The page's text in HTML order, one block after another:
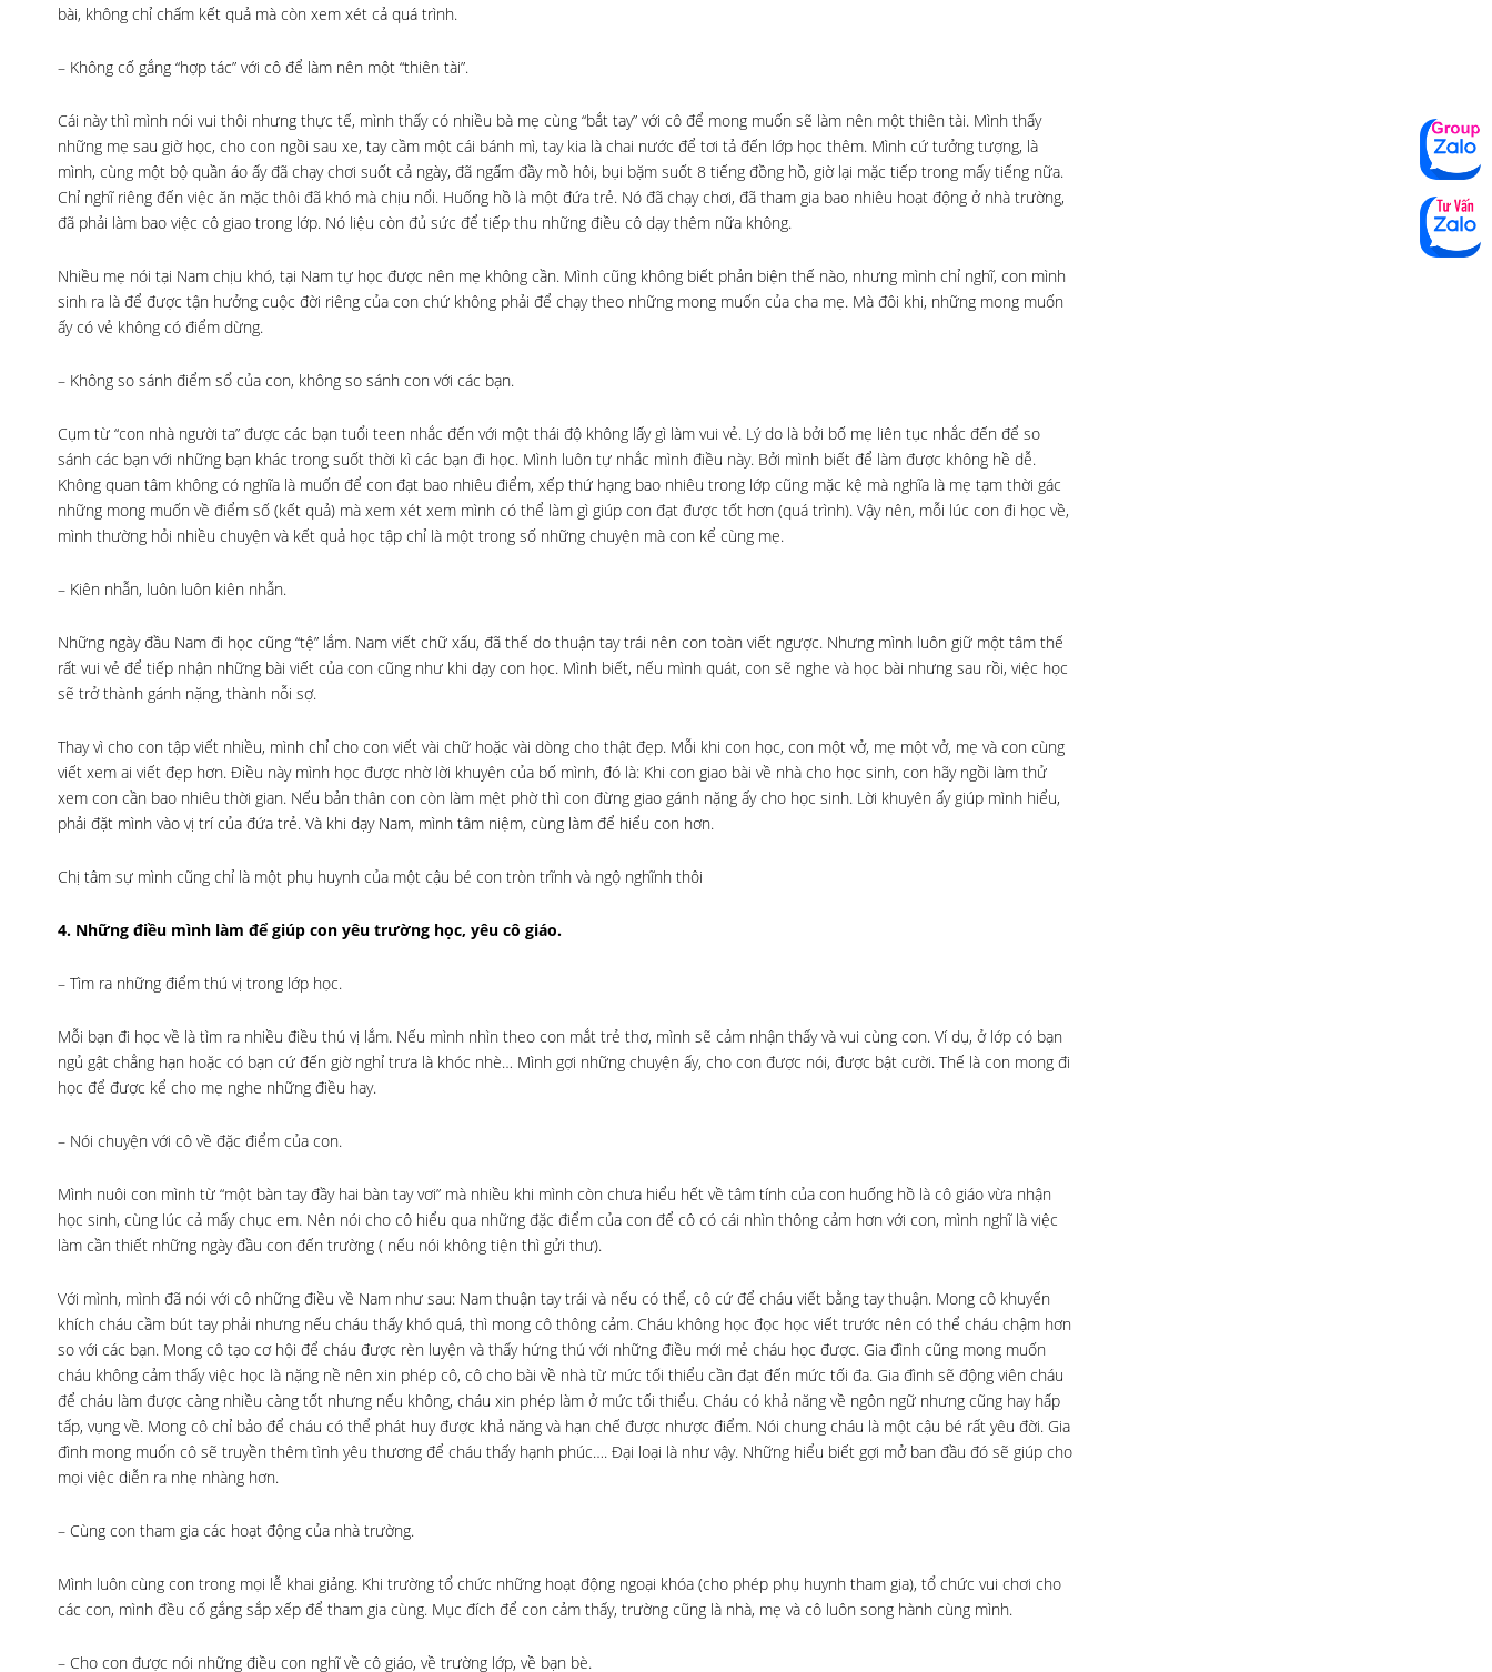
bài, không chỉ chấm kết quả mà còn xem xét cả quá trình.
– Không cố gắng “hợp tác” với cô để làm nên một “thiên tài”.
Cái này thì mình nói vui thôi nhưng thực tế, mình thấy có nhiều bà mẹ cùng “bắt tay” với cô để mong muốn sẽ làm nên một thiên tài. Mình thấy
những mẹ sau giờ học, cho con ngồi sau xe, tay cầm một cái bánh mì, tay kia là chai nước để tơi tả đến lớp học thêm. Mình cứ tưởng tượng, là
mình, cùng một bộ quần áo ấy đã chạy chơi suốt cả ngày, đã ngấm đầy mồ hôi, bụi bặm suốt 8 tiếng đồng hồ, giờ lại mặc tiếp trong mấy tiếng nữa.
Chỉ nghĩ riêng đến việc ăn mặc thôi đã khó mà chịu nổi. Huống hồ là một đứa trẻ. Nó đã chạy chơi, đã tham gia bao nhiêu hoạt động ở nhà trường,
đã phải làm bao việc cô giao trong lớp. Nó liệu còn đủ sức để tiếp thu những điều cô dạy thêm nữa không.
Nhiều mẹ nói tại Nam chịu khó, tại Nam tự học được nên mẹ không cần. Mình cũng không biết phản biện thế nào, nhưng mình chỉ nghĩ, con mình
sinh ra là để được tận hưởng cuộc đời riêng của con chứ không phải để chạy theo những mong muốn của cha mẹ. Mà đôi khi, những mong muốn
ấy có vẻ không có điểm dừng.
– Không so sánh điểm sổ của con, không so sánh con với các bạn.
Cụm từ “con nhà người ta” được các bạn tuổi teen nhắc đến với một thái độ không lấy gì làm vui vẻ. Lý do là bởi bố mẹ liên tục nhắc đến để so
sánh các bạn với những bạn khác trong suốt thời kì các bạn đi học. Mình luôn tự nhắc mình điều này. Bởi mình biết để làm được không hề dễ.
Không quan tâm không có nghĩa là muốn để con đạt bao nhiêu điểm, xếp thứ hạng bao nhiêu trong lớp cũng mặc kệ mà nghĩa là mẹ tạm thời gác
những mong muốn về điểm số (kết quả) mà xem xét xem mình có thể làm gì giúp con đạt được tốt hơn (quá trình). Vậy nên, mỗi lúc con đi học về,
mình thường hỏi nhiều chuyện và kết quả học tập chỉ là một trong số những chuyện mà con kể cùng mẹ.
– Kiên nhẫn, luôn luôn kiên nhẫn.
Những ngày đầu Nam đi học cũng “tệ” lắm. Nam viết chữ xấu, đã thế do thuận tay trái nên con toàn viết ngược. Nhưng mình luôn giữ một tâm thế
rất vui vẻ để tiếp nhận những bài viết của con cũng như khi dạy con học. Mình biết, nếu mình quát, con sẽ nghe và học bài nhưng sau rồi, việc học
sẽ trở thành gánh nặng, thành nỗi sợ.
Thay vì cho con tập viết nhiều, mình chỉ cho con viết vài chữ hoặc vài dòng cho thật đẹp. Mỗi khi con học, con một vở, mẹ một vở, mẹ và con cùng
viết xem ai viết đẹp hơn. Điều này mình học được nhờ lời khuyên của bố mình, đó là: Khi con giao bài về nhà cho học sinh, con hãy ngồi làm thử
xem con cần bao nhiêu thời gian. Nếu bản thân con còn làm mệt phờ thì con đừng giao gánh nặng ấy cho học sinh. Lời khuyên ấy giúp mình hiểu,
phải đặt mình vào vị trí của đứa trẻ. Và khi dạy Nam, mình tâm niệm, cùng làm để hiểu con hơn.
Chị tâm sự mình cũng chỉ là một phụ huynh của một cậu bé con tròn trĩnh và ngộ nghĩnh thôi
4. Những điều mình làm để giúp con yêu trường học, yêu cô giáo.
– Tìm ra những điểm thú vị trong lớp học.
Mỗi bạn đi học về là tìm ra nhiều điều thú vị lắm. Nếu mình nhìn theo con mắt trẻ thơ, mình sẽ cảm nhận thấy và vui cùng con. Ví dụ, ở lớp có bạn
ngủ gật chẳng hạn hoặc có bạn cứ đến giờ nghỉ trưa là khóc nhè… Mình gợi những chuyện ấy, cho con được nói, được bật cười. Thế là con mong đi
học để được kể cho mẹ nghe những điều hay.
– Nói chuyện với cô về đặc điểm của con.
Mình nuôi con mình từ “một bàn tay đầy hai bàn tay vơi” mà nhiều khi mình còn chưa hiểu hết về tâm tính của con huống hồ là cô giáo vừa nhận
học sinh, cùng lúc cả mấy chục em. Nên nói cho cô hiểu qua những đặc điểm của con để cô có cái nhìn thông cảm hơn với con, mình nghĩ là việc
làm cần thiết những ngày đầu con đến trường ( nếu nói không tiện thì gửi thư).
Với mình, mình đã nói với cô những điều về Nam như sau: Nam thuận tay trái và nếu có thể, cô cứ để cháu viết bằng tay thuận. Mong cô khuyến
khích cháu cầm bút tay phải nhưng nếu cháu thấy khó quá, thì mong cô thông cảm. Cháu không học đọc học viết trước nên có thể cháu chậm hơn
so với các bạn. Mong cô tạo cơ hội để cháu được rèn luyện và thấy hứng thú với những điều mới mẻ cháu học được. Gia đình cũng mong muốn
cháu không cảm thấy việc học là nặng nề nên xin phép cô, cô cho bài về nhà từ mức tối thiểu cần đạt đến mức tối đa. Gia đình sẽ động viên cháu
để cháu làm được càng nhiều càng tốt nhưng nếu không, cháu xin phép làm ở mức tối thiểu. Cháu có khả năng về ngôn ngữ nhưng cũng hay hấp
tấp, vụng về. Mong cô chỉ bảo để cháu có thể phát huy được khả năng và hạn chế được nhược điểm. Nói chung cháu là một cậu bé rất yêu đời. Gia
đình mong muốn cô sẽ truyền thêm tình yêu thương để cháu thấy hạnh phúc…. Đại loại là như vậy. Những hiểu biết gợi mở ban đầu đó sẽ giúp cho
mọi việc diễn ra nhẹ nhàng hơn.
– Cùng con tham gia các hoạt động của nhà trường.
Mình luôn cùng con trong mọi lễ khai giảng. Khi trường tổ chức những hoạt động ngoại khóa (cho phép phụ huynh tham gia), tổ chức vui chơi cho
các con, mình đều cố gắng sắp xếp để tham gia cùng. Mục đích để con cảm thấy, trường cũng là nhà, mẹ và cô luôn song hành cùng mình.
– Cho con được nói những điều con nghĩ về cô giáo, về trường lớp, về bạn bè.